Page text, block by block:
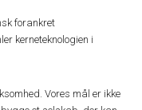
forankret
kerneteknologien i
Vores mål er ikke